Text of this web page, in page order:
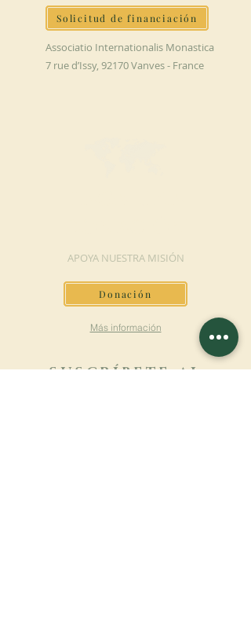
Solicitud de financiación
Associatio Internationalis Monastica
7 rue d’Issy, 92170 Vanves - France
APOYA NUESTRA MISIÓN
Donación
Más información
SUSCRÍBETE AL